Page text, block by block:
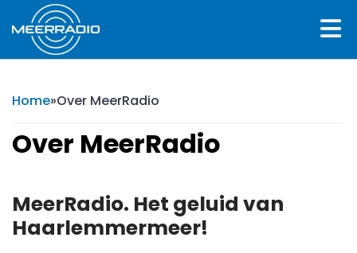
Home»Over MeerRadio
Over MeerRadio
MeerRadio. Het geluid van
Haarlemmermeer!